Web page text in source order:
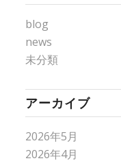
blog
news
未分類
アーカイブ
2026年5月
2026年4月